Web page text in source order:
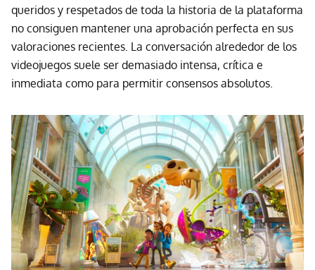
queridos y respetados de toda la historia de la plataforma
no consiguen mantener una aprobación perfecta en sus
valoraciones recientes. La conversación alrededor de los
videojuegos suele ser demasiado intensa, crítica e
inmediata como para permitir consensos absolutos.